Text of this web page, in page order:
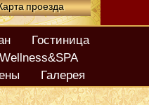
проезда
Гостиница
Wellness&SPA
Галерея